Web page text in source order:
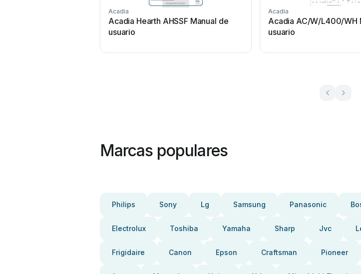
Acadia
Acadia Hearth AHSSF Manual de
usuario
Acadia
Acadia AC/W/L400/WH
usuario
Marcas populares
Philips Sony Lg Samsung Panasonic
Electrolux Toshiba Yamaha Sharp Jvc
Frigidaire Canon Epson Craftsman Pioneer